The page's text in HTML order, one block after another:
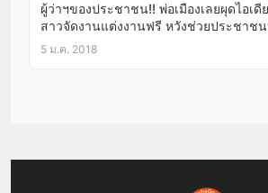
ผู้ว่าฯของประชาชน!! พ่อเมืองเลยผุดไอเดี
สาวจัดงานแต่งงานฟรี หวังช่วยประชาช
จ่าย(มีคลิป)
5 ม.ค. 2018